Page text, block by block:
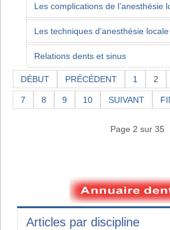
Les complications de l’anesthésie
Les techniques d’anesthésie
Relations dents et sinus
DÉBUT PRÉCÉDENT 1 2
7 8 9 10 SUIVANT
Page 2 sur 35
Articles par discipline